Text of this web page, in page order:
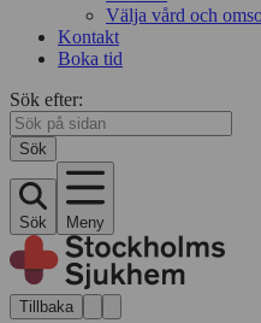
Välja vård och
Kontakt
Boka tid
Sök efter:
Sök
Sök Meny
Tillbaka